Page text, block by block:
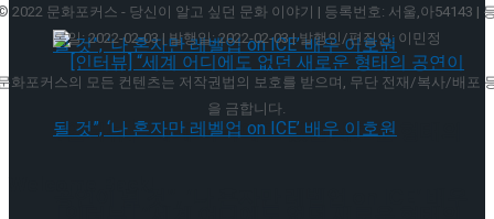
[인터뷰] “세계 어디에도 없던 새로운 형태의
2022 문화포커스 - 당신이 알고 싶던 문화 이야기 | 등록번호: 서울,아54143 |
록일: 2022-02-03 | 발행일: 2022-02-03 | 발행인/편집인: 이민정
화포커스의 모든 컨텐츠는 저작권법의 보호를 받으며, 무단 전재/복사/배포
을 금합니다.